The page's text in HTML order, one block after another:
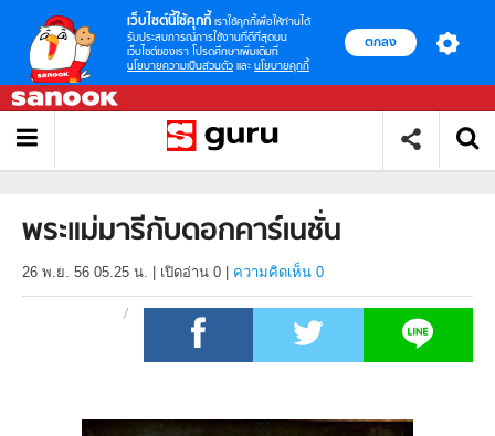
เว็บไซต์นี้ใช้คุกกี้ เราใช้คุกกี้เพื่อให้ท่านได้
รับประสบการณ์การใช้งานที่ดีที่สุดบน
เว็บไซต์ของเรา โปรดศึกษาเพิ่มเติมที่
นโยบายความเป็นส่วนตัว และ นโยบายคุกกี้
ตกลง
พระแม่มารีกับดอกคาร์เนชั่น
26 พ.ย. 56 05.25 น. เปิดอ่าน 0 ความคิดเห็น 0